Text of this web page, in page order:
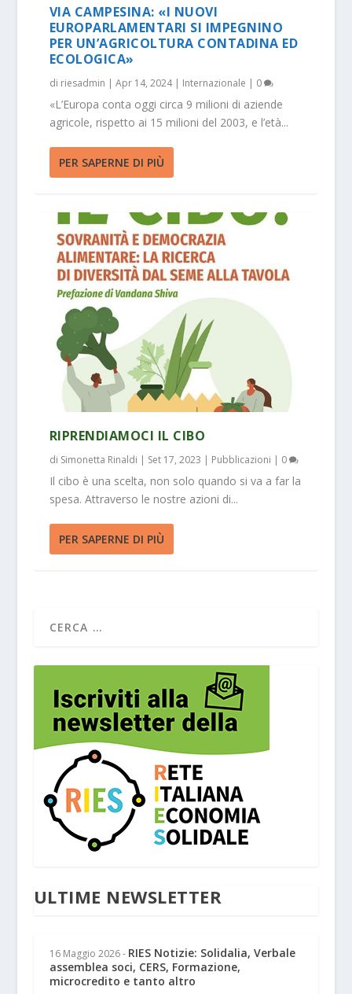
VIA CAMPESINA: «I NUOVI
EUROPARLAMENTARI SI IMPEGNINO
PER UN’AGRICOLTURA CONTADINA ED
ECOLOGICA»
di riesadmin | Apr 14, 2024| Internazionale | 0
«L’Europa conta oggi circa 9 milioni di aziende
agricole, rispetto ai 15 milioni del 2003, e l’età...
PER SAPERNE DI PIÙ
RIPRENDIAMOCI IL CIBO
di Simonetta Rinaldi | Set 17, 2023 | Pubblicazioni | 0
Il cibo è una scelta, non solo quando si va a far la
spesa. Attraverso le nostre azioni di...
PER SAPERNE DI PIÙ
ULTIME NEWSLETTER
16 Maggio 2026 - RIES Notizie: Solidalia, Verbale
assemblea soci, CERS, Formazione,
microcredito e tanto altro